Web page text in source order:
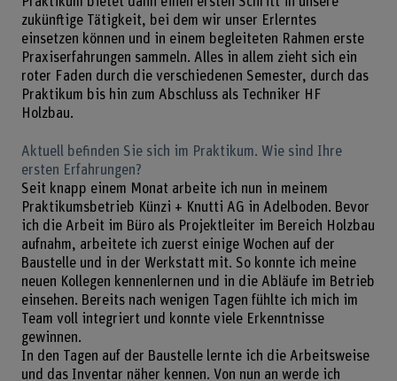
zukünftige Tätigkeit, bei dem wir unser Erlerntes
einsetzen können und in einem begleiteten Rahmen erste
Praxiserfahrungen sammeln. Alles in allem zieht sich ein
roter Faden durch die verschiedenen Semester, durch das
Praktikum bis hin zum Abschluss als Techniker HF
Holzbau.
Aktuell befinden Sie sich im Praktikum. Wie sind Ihre
ersten Erfahrungen?
Seit knapp einem Monat arbeite ich nun in meinem
Praktikumsbetrieb Künzi + Knutti AG in Adelboden. Bevor
ich die Arbeit im Büro als Projektleiter im Bereich Holzbau
aufnahm, arbeitete ich zuerst einige Wochen auf der
Baustelle und in der Werkstatt mit. So konnte ich meine
neuen Kollegen kennenlernen und in die Abläufe im Betrieb
einsehen. Bereits nach wenigen Tagen fühlte ich mich im
Team voll integriert und konnte viele Erkenntnisse
gewinnen.
In den Tagen auf der Baustelle lernte ich die Arbeitsweise
und das Inventar näher kennen. Von nun an werde ich